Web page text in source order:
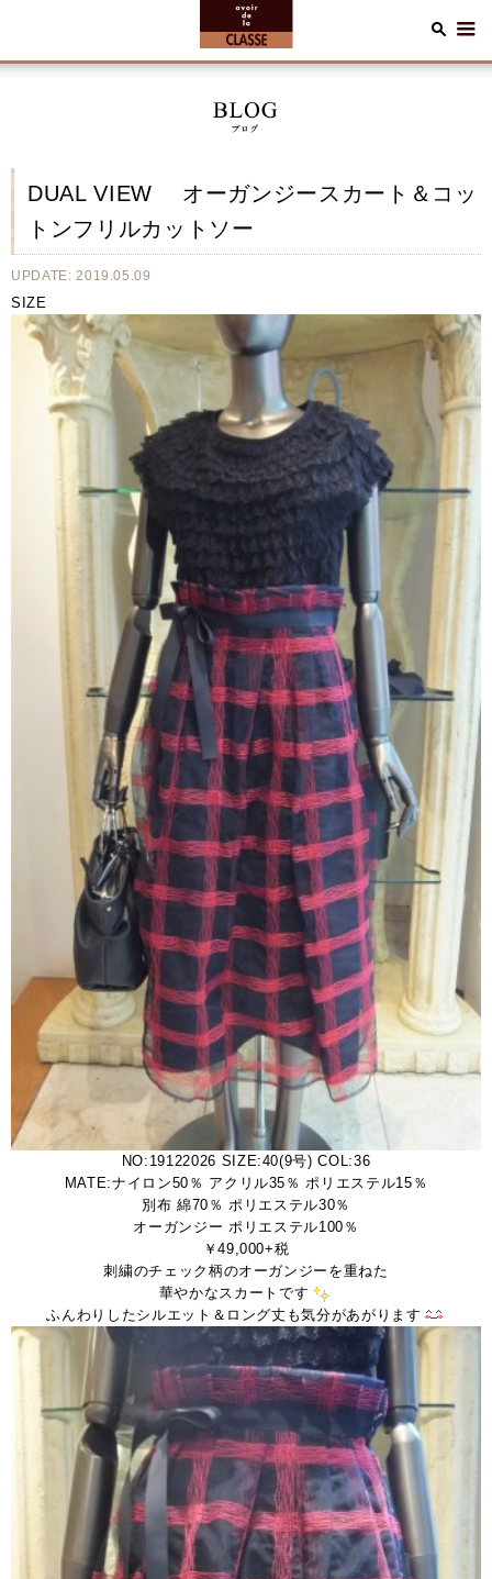
DUAL VIEW オーガンジースカート＆コッ
トンフリルカットソー
UPDATE: 2019.05.09
SIZE
NO:19122026 SIZE:40(9号) COL:36
MATE:ナイロン50％ アクリル35％ ポリエステル15％
別布 綿70％ ポリエステル30％
オーガンジー ポリエステル100％
￥49,000+税
刺繍のチェック柄のオーガンジーを重ねた
華やかなスカートです
ふんわりしたシルエット＆ロング丈も気分があがります